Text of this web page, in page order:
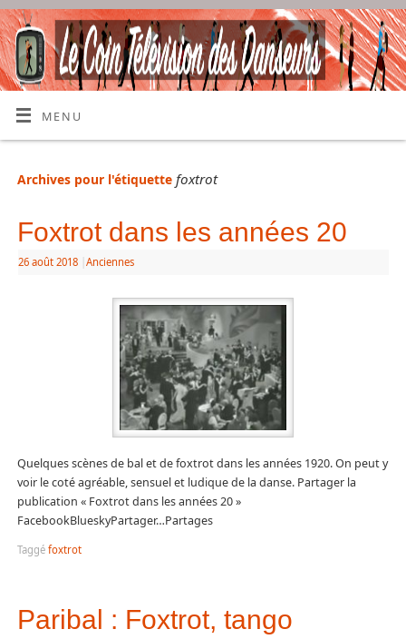
MENU
Archives pour l'étiquette foxtrot
Foxtrot dans les années 20
26 août 2018 Anciennes
Quelques scènes de bal et de foxtrot dans les années 1920. On peut y
voir le coté agréable, sensuel et ludique de la danse. Partager la
publication « Foxtrot dans les années 20 »
FacebookBlueskyPartager…Partages
Taggé foxtrot
Paribal : Foxtrot, tango